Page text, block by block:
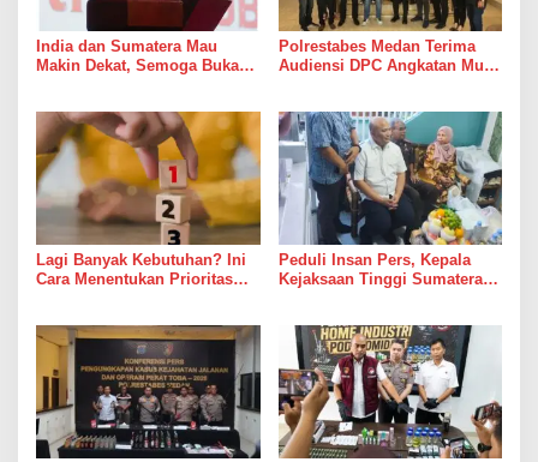
India dan Sumatera Mau
Makin Dekat, Semoga Bukan
Polrestabes Medan Terima
Audiensi DPC Angkatan Muda
Kamtibmas
Lagi Banyak Kebutuhan? Ini
Cara Menentukan Prioritas
Peduli Insan Pers, Kepala
Kejaksaan Tinggi Sumatera
Sedang Sakit